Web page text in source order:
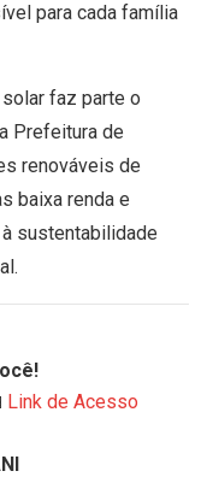
para cada família
faz parte o
Prefeitura de
renováveis de
baixa renda e
sustentabilidade
Link de Acesso